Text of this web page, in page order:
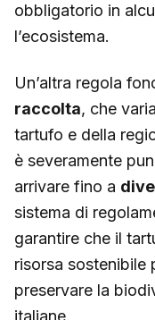
obbligatorio in
l’ecosistema.
Un’altra regola
raccolta, che
tartufo e della
è severamente
arrivare fino a
sistema di
garantire che il
risorsa sostenibile
preservare la
italiane.